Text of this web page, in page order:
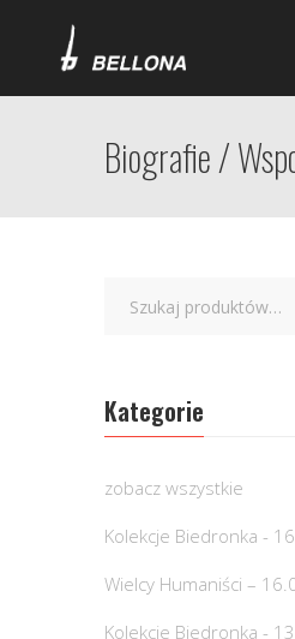
Biografie /
Kategorie
zobacz wszystkie
Kolekcje Biedronka -
Wielcy Humaniści –
Kolekcje Biedronka -